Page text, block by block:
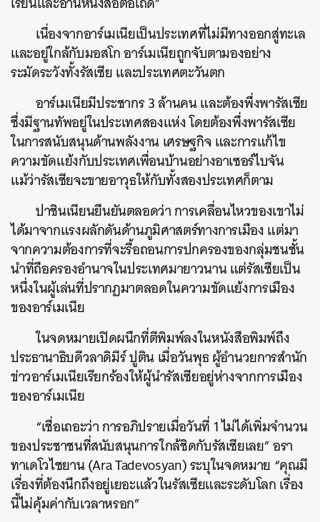
เนื่องจากอาร์เมเนียเป็นประเทศที่ไม่มีทางออกสู่ทะเล
และอยู่ใกล้กับมอสโก อาร์เมเนียถูกจับตามองอย่าง
ระมัดระวังทั้งรัสเซีย และประเทศตะวันตก
อาร์เมเนียมีประชากร 3 ล้านคน และต้องพึ่งพารัสเซีย
ซึ่งมีฐานทัพอยู่ในประเทศสองแห่ง โดยต้องพึ่งพารัสเซีย
ในการสนับสนุนด้านพลังงาน เศรษฐกิจ และการแก้ไข
ความขัดแย้งกับประเทศเพื่อนบ้านอย่างอาเซอร์ไบจัน
แม้ว่ารัสเซียจะขายอาวุธให้กับทั้งสองประเทศก็ตาม
ปาชินเนียนยืนยันตลอดว่า การเคลื่อนไหวของเขาไม่
ได้มาจากแรงผลักดันด้านภูมิศาสตร์ทางการเมือง แต่มา
จากความต้องการที่จะรื้อถอนการปกครองของกลุ่มชนชั้น
นำที่ถือครองอำนาจในประเทศมายาวนาน แต่รัสเซียเป็น
หนึ่งในผู้เล่นที่ปรากฏมาตลอดในความขัดแย้งการเมือง
ของอาร์เมเนีย
ในจดหมายเปิดผนึกที่ตีพิมพ์ลงในหนังสือพิมพ์ถึง
ประธานาธิบดีวลาดิมีร์ ปูติน เมื่อวันพุธ ผู้อำนวยการสำนัก
ข่าวอาร์เมเนียเรียกร้องให้ผู้นำรัสเซียอยู่ห่างจากการเมือง
ของอาร์เมเนีย
“เชื่อเถอะว่า การอภิปรายเมื่อวันที่ 1 ไม่ได้เพิ่มจำนวน
ของประชาชนที่สนับสนุนการใกล้ชิดกับรัสเซียเลย” อรา
ทาเดโวไซยาน (Ara Tadevosyan) ระบุในจดหมาย “คุณมี
เรื่องที่ต้องนึกถึงอยู่เยอะแล้วในรัสเซียและระดับโลก เรื่อง
นี้ไม่คุ้มค่ากับเวลาหรอก”
SHARE TWEET LINE EMAIL